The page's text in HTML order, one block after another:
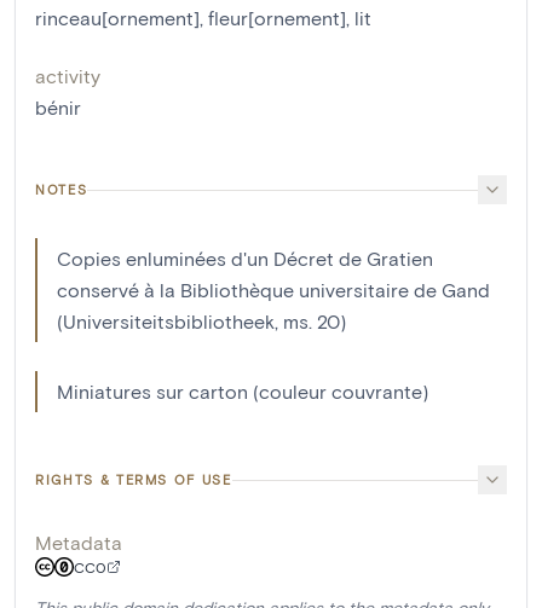
rinceau[ornement], fleur[ornement], lit
activity
bénir
NOTES
Copies enluminées d'un Décret de Gratien
conservé à la Bibliothèque universitaire de Gand
(Universiteitsbibliotheek, ms. 20)
Miniatures sur carton (couleur couvrante)
RIGHTS & TERMS OF USE
Metadata
CC0